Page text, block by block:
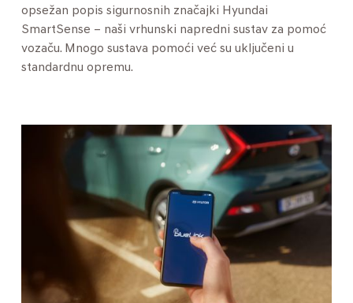
opsežan popis sigurnosnih značajki Hyundai
SmartSense – naši vrhunski napredni sustav za pomoć
vozaču. Mnogo sustava pomoći već su uključeni u
standardnu opremu.